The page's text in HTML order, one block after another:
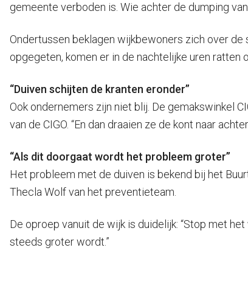
gemeente verboden is. Wie achter de dumping
Ondertussen beklagen wijkbewoners zich over
opgegeten, komen er in de nachtelijke uren ratten
“Duiven schijten de kranten eronder”
Ook ondernemers zijn niet blij. De gemakswinkel
van de CIGO. “En dan draaien ze de kont naar
“Als dit doorgaat wordt het probleem groter”
Het probleem met de duiven is bekend bij het
Thecla Wolf van het preventieteam.
De oproep vanuit de wijk is duidelijk: “Stop met
steeds groter wordt.”